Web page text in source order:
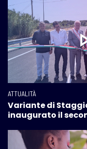
ATTUALITÀ
Variante di
inaugurato il